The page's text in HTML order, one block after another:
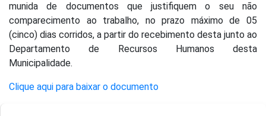
munida de documentos que justifiquem o seu não
comparecimento ao trabalho, no prazo máximo de 05
(cinco) dias corridos, a partir do recebimento desta junto ao
Departamento de Recursos Humanos desta
Municipalidade.
Clique aqui para baixar o documento